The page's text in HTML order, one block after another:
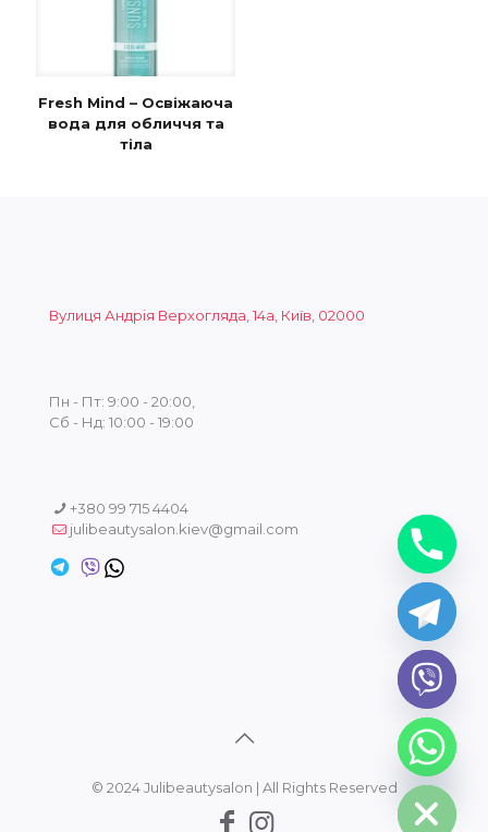
Fresh Mind – Освіжаюча
вода для обличчя та
тіла
Вулиця Андрія Верхогляда, 14а, Київ, 02000
Пн - Пт: 9:00 - 20:00,
Сб - Нд: 10:00 - 19:00
+380 99 715 4404
julibeautysalon.kiev@gmail.com
© 2024 Julibeautysalon | All Rights Reserved
Hide
chaty